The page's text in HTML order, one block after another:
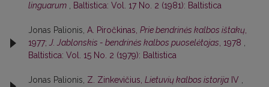
linguarum
Baltistica: Vol. 17 No. 2 (1981): Baltistica
Jonas Palionis, A. Piročkinas, Prie bendrinės kalbos ištakų
1977; J. Jablonskis - bendrinės kalbos puoselėtojas , 1978
Baltistica: Vol. 15 No. 2 (1979): Baltistica
Jonas Palionis, Z. Zinkevičius, Lietuvių kalbos istorija IV